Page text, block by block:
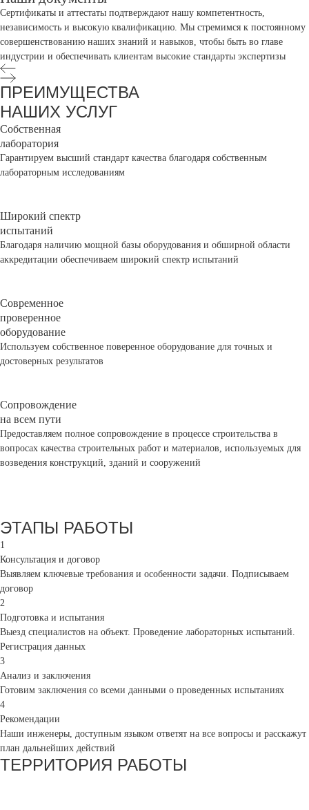
Сертификаты и аттестаты подтверждают нашу компетентность,
независимость и высокую квалификацию. Мы стремимся к постоянному
совершенствованию наших знаний и навыков, чтобы быть во главе
индустрии и обеспечивать клиентам высокие стандарты экспертизы
ПРЕИМУЩЕСТВА
НАШИХ УСЛУГ
Собственная
лаборатория
Гарантируем высший стандарт качества благодаря собственным
лабораторным исследованиям
Широкий спектр
испытаний
Благодаря наличию мощной базы оборудования и обширной области
аккредитации обеспечиваем широкий спектр испытаний
Современное
проверенное
оборудование
Используем собственное поверенное оборудование для точных и
достоверных результатов
Сопровождение
на всем пути
Предоставляем полное сопровождение в процессе строительства в
вопросах качества строительных работ и материалов, используемых для
возведения конструкций, зданий и сооружений
ЭТАПЫ РАБОТЫ
1
Консультация и договор
Выявляем ключевые требования и особенности задачи. Подписываем
договор
2
Подготовка и испытания
Выезд специалистов на объект. Проведение лабораторных испытаний.
Регистрация данных
3
Анализ и заключения
Готовим заключения со всеми данными о проведенных испытаниях
4
Рекомендации
Наши инженеры, доступным языком ответят на все вопросы и расскажут
план дальнейших действий
ТЕРРИТОРИЯ РАБОТЫ